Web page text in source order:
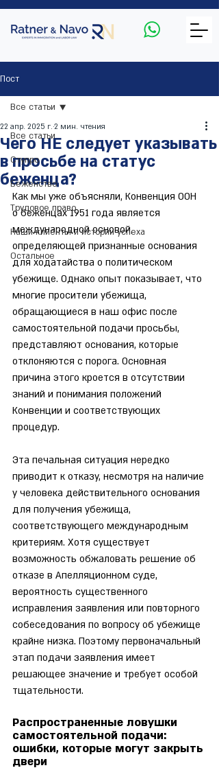
Пост
Все статьи
Ступро
Беженство
Трудовое право
Наши клиенты и истории успеха
Остальное
Все статьи
Чего НЕ следует указывать
в просьбе на статус
беженца?
22 апр. 2025 г. 2 мин. чтения
Как мы уже объясняли, Конвенция ООН
о беженцах 1951 года является
международной основой,
определяющей признанные основания
для ходатайства о политическом
убежище. Однако опыт показывает, что
многие просители убежища,
обращающиеся в наш офис после
самостоятельной подачи просьбы,
представляют основания, которые
отклоняются с порога. Основная
причина этого кроется в отсутствии
знаний и понимания положений
Конвенции и соответствующих
процедур.
Эта печальная ситуация нередко
приводит к отказу, несмотря на наличие
у человека действительного основания
для получения убежища,
соответствующего международным
критериям. Хотя существует
возможность обжаловать решение об
отказе в Апелляционном суде,
вероятность существенного
исправления заявления или повторного
собеседования по вопросу об убежище
крайне низка. Поэтому первоначальный
этап подачи заявления имеет
решающее значение и требует особой
тщательности.
Распространенные ловушки
самостоятельной подачи:
ошибки, которые могут закрыть
двери